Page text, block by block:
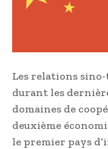
Les relations
durant les
domaines de
deuxième
le premier pays